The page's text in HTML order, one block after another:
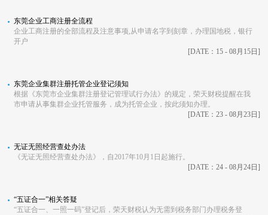
东莞企业工商注册全流程
企业工商注册的全部流程及注意事项,从申请名字到刻章，办理国地税，银行
开户
[DATE：15 - 08月15日]
东莞企业集群注册托管企业登记须知
根据《东莞市企业集群注册登记管理试行办法》的规定，荣天财税提醒在我
市申请从事集群企业托管服务，成为托管企业，按此须知办理。
[DATE：23 - 08月23日]
无证无照经营查处办法
《无证无照经营查处办法》，自2017年10月1日起施行。
[DATE：24 - 08月24日]
“五证合一”相关答疑
“五证合一、一照一码”登记后，荣天财税认为无需到税务部门办理税务登